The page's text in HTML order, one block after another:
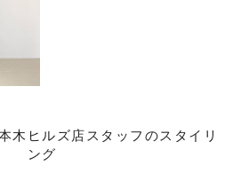
木ヒルズ店スタッフのスタイリ
ング